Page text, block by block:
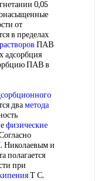
0,05
от
в пределах
ПАВ
адсорбция
ПАВ в
дваметода
физические
Николаевым и
полагается
при
Т С.